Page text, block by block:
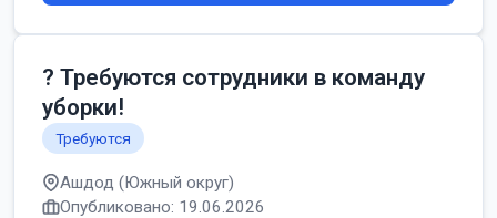
? Требуются сотрудники в команду
уборки!
Требуются
Ашдод (Южный округ)
Опубликовано: 19.06.2026